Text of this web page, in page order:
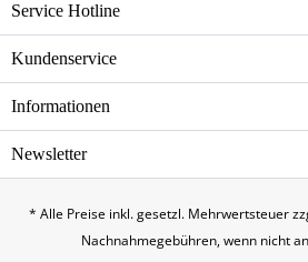
Service Hotline
Kundenservice
Informationen
Newsletter
* Alle Preise inkl. gesetzl. Mehrwertsteuer
Nachnahmegebühren, wenn nicht